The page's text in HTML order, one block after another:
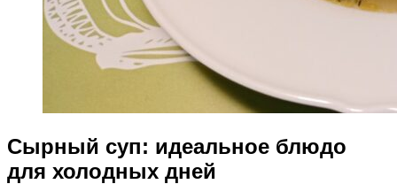
Сырный суп: идеальное блюдо
для холодных дней